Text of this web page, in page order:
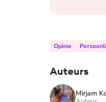
Opinie
Auteurs
Mirjam